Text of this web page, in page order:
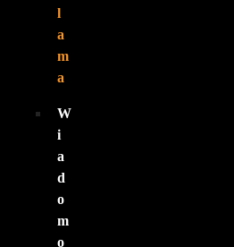
l
a
m
a
W
i
a
d
o
m
o